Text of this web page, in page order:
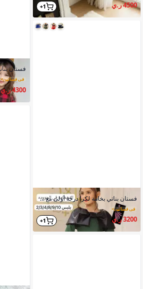
4500 ر.ي 1+
فستان بناتي بخامة لكرا درجة أولى مع جلد أصلي ضد التقرش
في فساتين>
3200 ر.ي 1+
في فساتين>
4300 ر.ي